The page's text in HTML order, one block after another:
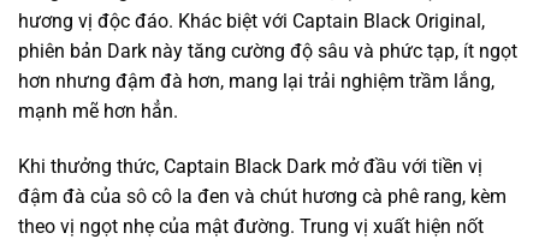
hương vị độc đáo. Khác biệt với Captain Black Original,
phiên bản Dark này tăng cường độ sâu và phức tạp, ít ngọt
hơn nhưng đậm đà hơn, mang lại trải nghiệm trầm lắng,
mạnh mẽ hơn hẳn.
Khi thưởng thức, Captain Black Dark mở đầu với tiền vị
đậm đà của sô cô la đen và chút hương cà phê rang, kèm
theo vị ngọt nhẹ của mật đường. Trung vị xuất hiện nốt